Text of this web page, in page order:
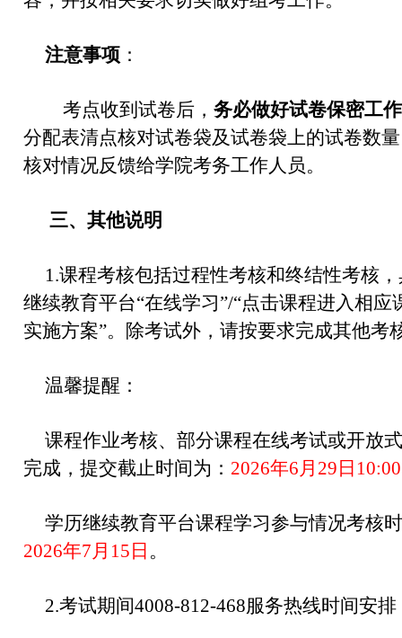
注意事项 ：
考点收到试卷后， 务必做好试卷保密工作
分配表清点核对试卷袋及试卷袋上的试卷数
核对情况反馈给学院考务工作人员。
三、其他说明
1.课程考核包括过程性考核和终结性考核
继续教育平台“在线学习”/“点击课程进入相应
实施方案”。除考试外，请按要求完成其他考
温馨提醒：
课程作业考核、部分课程在线考试或开放
完成，提交截止时间为： 2026年6月29日10:00
学历继续教育平台课程学习参与情况考核
2026年7月15日 。
2.考试期间4008-812-468服务热线时间安排